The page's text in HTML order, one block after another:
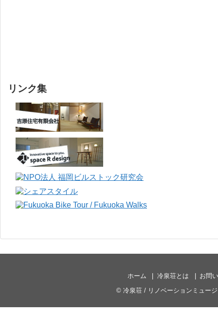
リンク集
ホーム 冷泉荘とは
お問
© 冷泉荘 / リノベーションミュー